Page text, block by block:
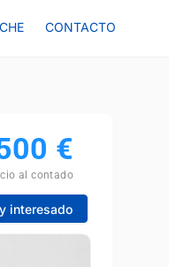
CONTACTO
€
al contado
interesado